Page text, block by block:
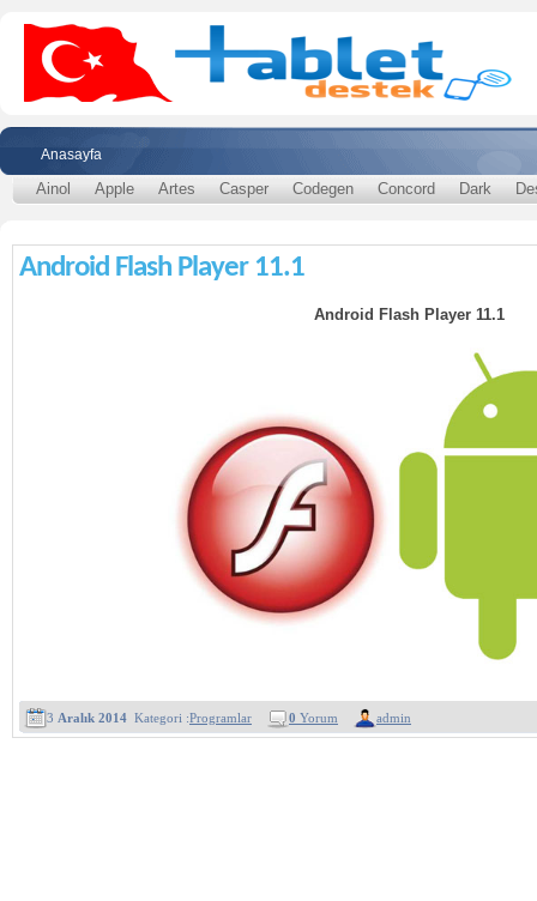
Anasayfa
Ainol Apple Artes Casper Codegen Concord Dark
Android Flash Player 11.1
Android Flash Player 11.1
3 Aralık 2014 Kategori :Programlar 0 Yorum admin